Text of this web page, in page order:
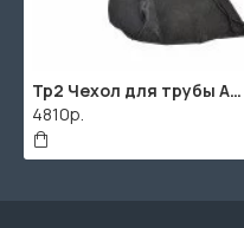
Тр2 Чехол для трубы АМС
4810р.